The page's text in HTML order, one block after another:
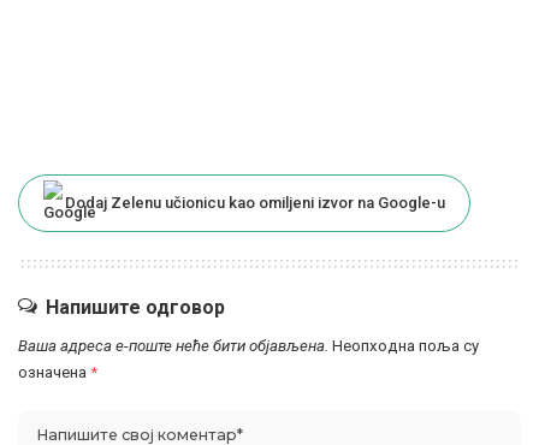
Dodaj Zelenu učionicu kao omiljeni izvor na Google-u
Напишите одговор
Ваша адреса е-поште неће бити објављена. Неопходна поља су
означена *